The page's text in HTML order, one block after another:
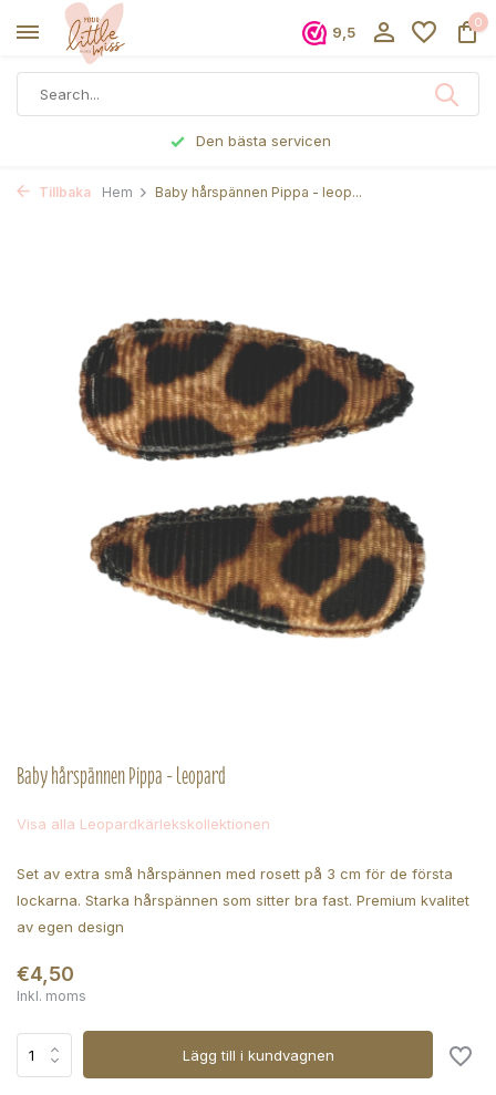
9,5
0
Den bästa servicen
Tillbaka Hem Baby hårspännen Pippa - leop...
Baby hårspännen Pippa - leopard
Visa alla Leopardkärlekskollektionen
Set av extra små hårspännen med rosett på 3 cm för de första
lockarna. Starka hårspännen som sitter bra fast. Premium kvalitet
av egen design
€4,50
Inkl. moms
Lägg till i kundvagnen